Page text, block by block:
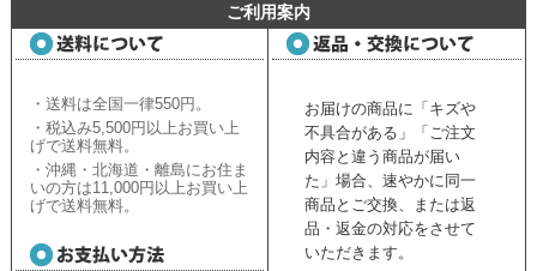
ご利用案内
・送料は全国一律550円。
・税込み5,500円以上お買い上
げで送料無料。
・沖縄・北海道・離島にお住ま
いの方は11,000円以上お買い上
げで送料無料。
お届けの商品に「キズや
不具合がある」「ご注文
内容と違う商品が届い
た」場合、速やかに同一
商品とご交換、または返
品・返金の対応をさせて
いただきます。